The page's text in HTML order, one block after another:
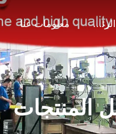
الصفحة الرئيسية معلومات عنا
المنتجات